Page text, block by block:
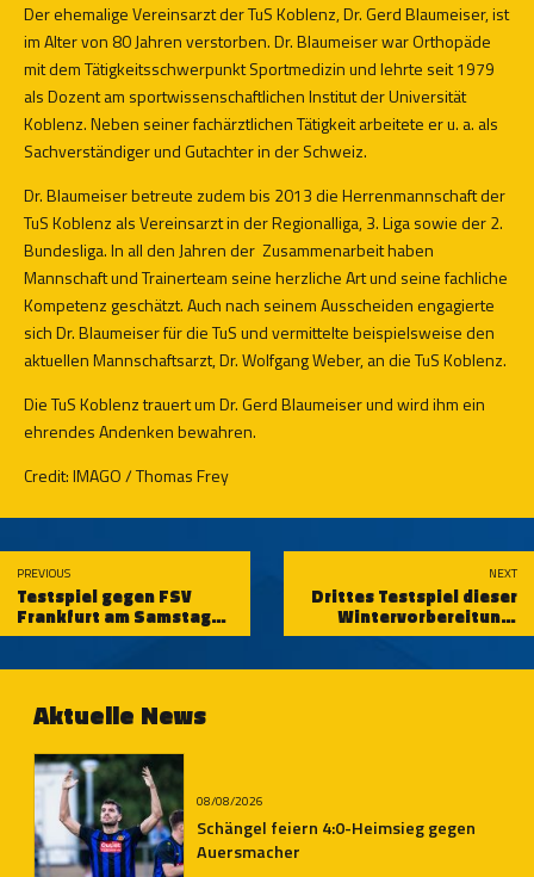
Der ehemalige Vereinsarzt der TuS Koblenz, Dr. Gerd Blaumeiser, ist
im Alter von 80 Jahren verstorben. Dr. Blaumeiser war Orthopäde
mit dem Tätigkeitsschwerpunkt Sportmedizin und lehrte seit 1979
als Dozent am sportwissenschaftlichen Institut der Universität
Koblenz. Neben seiner fachärztlichen Tätigkeit arbeitete er u. a. als
Sachverständiger und Gutachter in der Schweiz.
Dr. Blaumeiser betreute zudem bis 2013 die Herrenmannschaft der
TuS Koblenz als Vereinsarzt in der Regionalliga, 3. Liga sowie der 2.
Bundesliga. In all den Jahren der Zusammenarbeit haben
Mannschaft und Trainerteam seine herzliche Art und seine fachliche
Kompetenz geschätzt. Auch nach seinem Ausscheiden engagierte
sich Dr. Blaumeiser für die TuS und vermittelte beispielsweise den
aktuellen Mannschaftsarzt, Dr. Wolfgang Weber, an die TuS Koblenz.
Die TuS Koblenz trauert um Dr. Gerd Blaumeiser und wird ihm ein
ehrendes Andenken bewahren.
Credit: IMAGO / Thomas Frey
PREVIOUS
Testspiel gegen FSV
Frankfurt am Samstag
auf dem Oberwerth
NEXT
Drittes Testspiel dieser
Wintervorbereitung:
Schängel treffen auf den
Aktuelle News
08/08/2026
Schängel feiern 4:0-Heimsieg gegen
Auersmacher